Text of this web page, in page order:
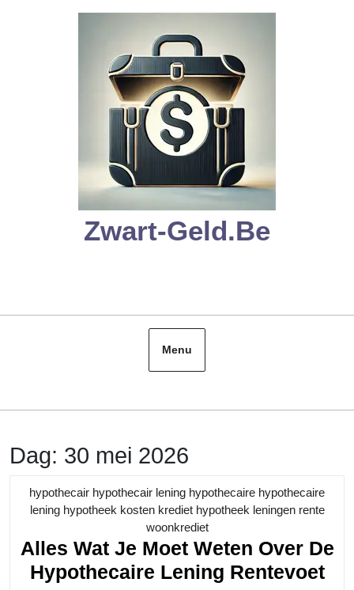
Zwart-Geld.be
Menu
Dag: 30 mei 2026
hypothecair hypothecair lening hypothecaire hypothecaire
lening hypotheek kosten krediet hypotheek leningen rente
woonkredietCategory
Alles Wat Je Moet Weten Over De
Hypothecaire Lening Rentevoet